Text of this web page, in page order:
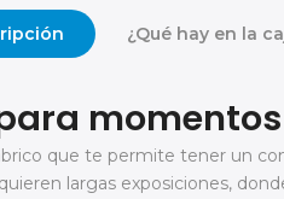
¿Qué hay en la
que te permite tener un
largas exposiciones,